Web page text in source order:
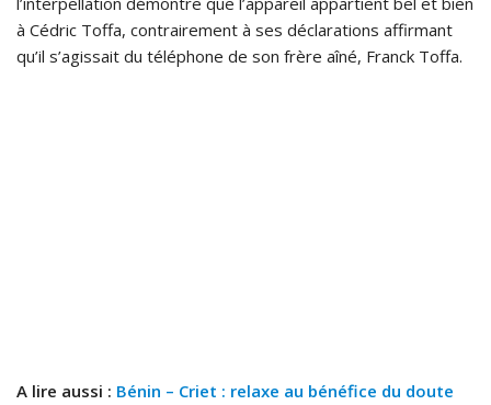
à Cédric Toffa, contrairement à ses déclarations affirmant
qu’il s’agissait du téléphone de son frère aîné, Franck Toffa.
A lire aussi : Bénin – Criet : relaxe au bénéfice du doute